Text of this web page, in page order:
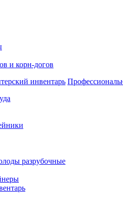
и корн-догов
инвентарь
разрубочные